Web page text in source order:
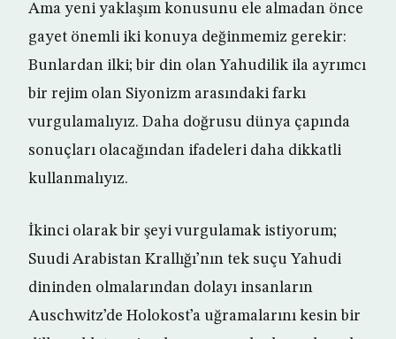
Ama yeni yaklaşım konusunu ele almadan önce
gayet önemli iki konuya değinmemiz gerekir:
Bunlardan ilki; bir din olan Yahudilik ila ayrımcı
bir rejim olan Siyonizm arasındaki farkı
vurgulamalıyız. Daha doğrusu dünya çapında
sonuçları olacağından ifadeleri daha dikkatli
kullanmalıyız.
İkinci olarak bir şeyi vurgulamak istiyorum;
Suudi Arabistan Krallığı’nın tek suçu Yahudi
dininden olmalarından dolayı insanların
Auschwitz’de Holokost’a uğramalarını kesin bir